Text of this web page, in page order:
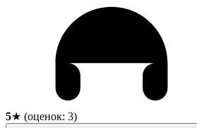
5★ (оценок: 3)